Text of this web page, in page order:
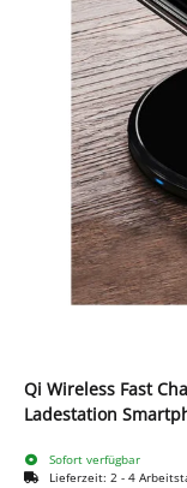
Qi Wireless Fast
Ladestation
Sofort verfügbar
Lieferzeit: 2 - 4